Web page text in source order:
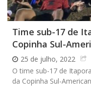
Time sub-17 de
Copinha Sul-
25 de julho, 2022
O time sub-17 de
da Copinha Sul-